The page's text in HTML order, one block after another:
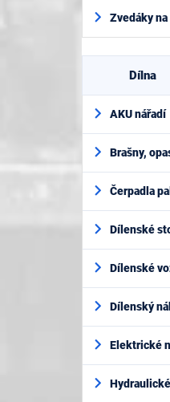
Zvedáky na
Dílna
AKU nářadí
Brašny,
Čerpadla
Dílenské
Dílenské
Dílenský
Elektrické